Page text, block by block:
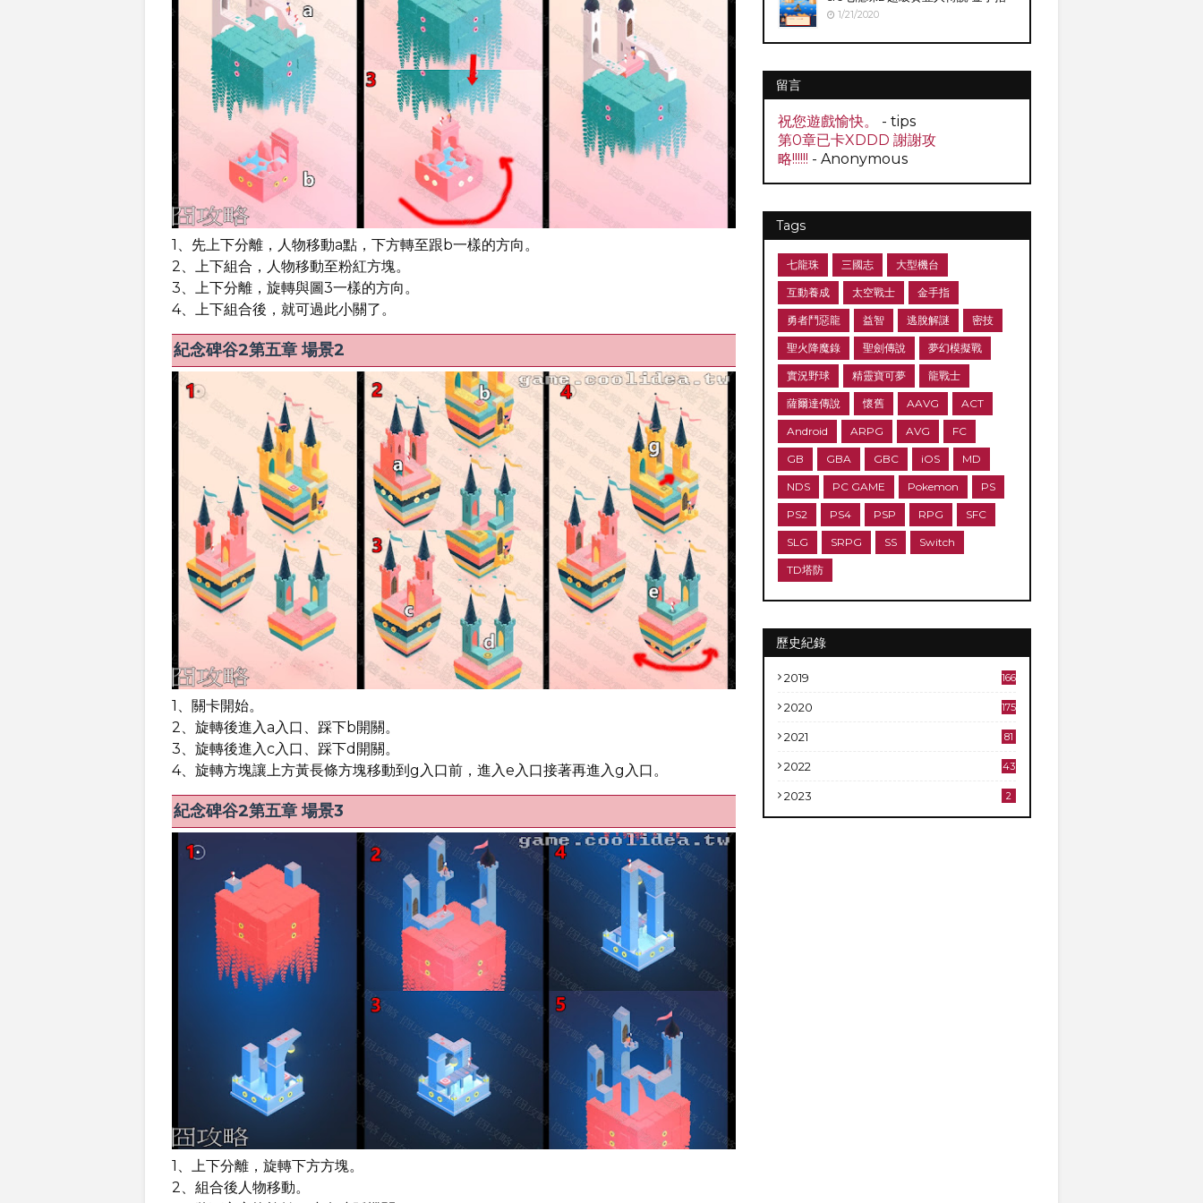
1、先上下分離，人物移動a點，下方轉至跟b一樣的方向。
2、上下組合，人物移動至粉紅方塊。
3、上下分離，旋轉與圖3一樣的方向。
4、上下組合後，就可過此小關了。
紀念碑谷2第五章 場景2
1、關卡開始。
2、旋轉後進入a入口、踩下b開關。
3、旋轉後進入c入口、踩下d開關。
4、旋轉方塊讓上方黃長條方塊移動到g入口前，進入e入口接著再進入g入口。
紀念碑谷2第五章 場景3
1、上下分離，旋轉下方方塊。
2、組合後人物移動。
1/21/2020
留言
祝您遊戲愉快。
- tips
第0章已卡XDDD 謝謝攻
略!!!!!! - Anonymous
Tags
七龍珠 三國志 大型機台
互動養成 太空戰士 金手指
勇者鬥惡龍 益智 逃脫解謎 密技
聖火降魔錄 聖劍傳說 夢幻模擬戰
實況野球 精靈寶可夢 龍戰士
薩爾達傳說 懷舊 AAVG ACT
Android ARPG AVG FC
GB GBA GBC iOS MD
NDS PC GAME Pokemon PS
PS2 PS4 PSP RPG SFC
SLG SRPG SS Switch
TD塔防
歷史紀錄
2019 166
2020 175
2021 81
2022 43
2023 2